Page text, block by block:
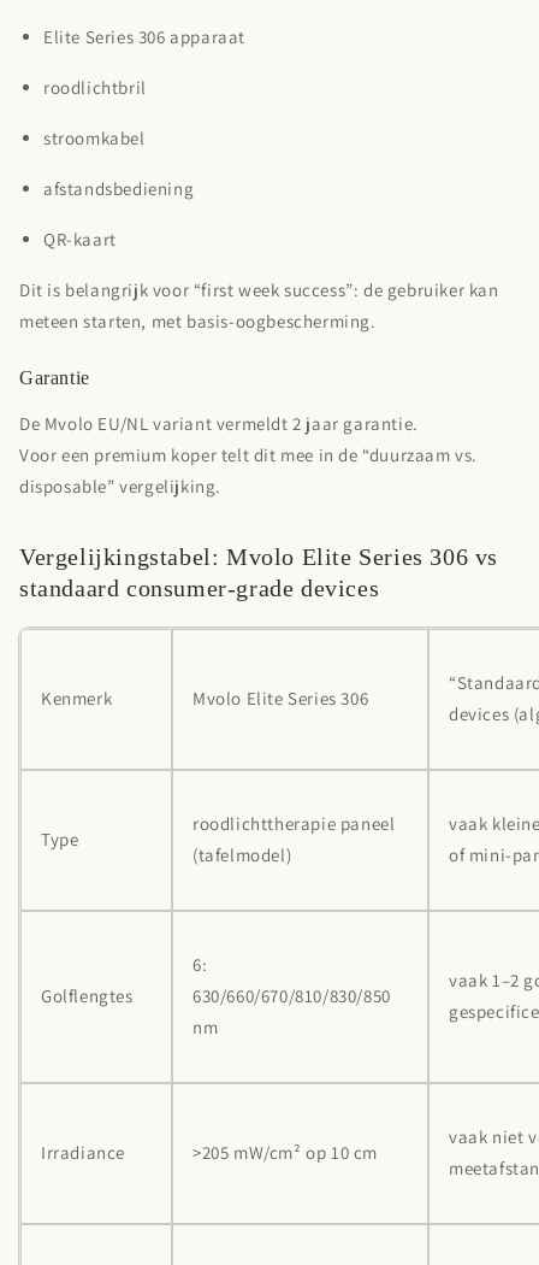
Elite Series 306 apparaat
roodlichtbril
stroomkabel
afstandsbediening
QR-kaart
Dit is belangrijk voor “first week success”: de gebruiker kan
meteen starten, met basis-oogbescherming.
Garantie
De Mvolo EU/NL variant vermeldt2 jaar garantie.
Voor een premium koper telt dit mee in de “duurzaam vs.
disposable” vergelijking.
Vergelijkingstabel: Mvolo Elite Series 306 vs
standaard consumer-grade devices
Kenmerk Mvolo Elite Series 306
devices
Type
roodlichttherapie paneel
(tafelmodel)
vaak
of mini-
Golflengtes
6:
630/660/670/810/830/850
nm
vaak 1–2
Irradiance >205 mW/cm² op 10 cm
vaak niet